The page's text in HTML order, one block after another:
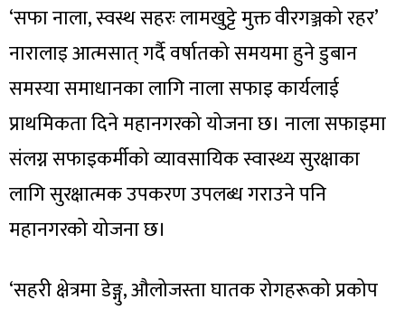
‘सफा नाला, स्वस्थ सहरः लामखुट्टे मुक्त वीरगञ्जको रहर’
नारालाइ आत्मसात् गर्दै वर्षातको समयमा हुने डुबान
समस्या समाधानका लागि नाला सफाइ कार्यलाई
प्राथमिकता दिने महानगरको योजना छ। नाला सफाइमा
संलग्न सफाइकर्मीको व्यावसायिक स्वास्थ्य सुरक्षाका
लागि सुरक्षात्मक उपकरण उपलब्ध गराउने पनि
महानगरको योजना छ।
‘सहरी क्षेत्रमा डेङ्गु, औलोजस्ता घातक रोगहरूको प्रकोप